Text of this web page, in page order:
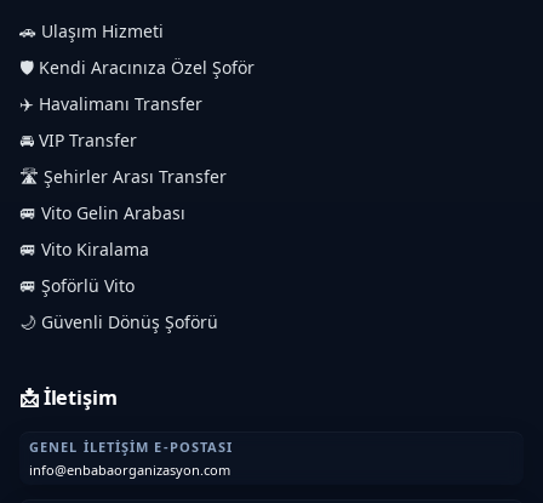
🚗 Ulaşım Hizmeti
🛡️ Kendi Aracınıza Özel Şoför
✈️ Havalimanı Transfer
🚘 VIP Transfer
🛣️ Şehirler Arası Transfer
🚐 Vito Gelin Arabası
🚐 Vito Kiralama
🚐 Şoförlü Vito
🌙 Güvenli Dönüş Şoförü
📩 İletişim
GENEL İLETIŞIM E-POSTASI
info@enbabaorganizasyon.com